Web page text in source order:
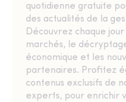
quotidienne gratuite
des actualités de la
Découvrez chaque
marchés, le
économique et les
partenaires. Profitez
contenus exclusifs de
experts, pour enrichir